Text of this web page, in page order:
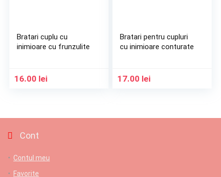
Bratari cuplu cu
inimioare cu frunzulite
16.00 lei
Bratari pentru cupluri
cu inimioare conturate
17.00 lei
Cont
Contul meu
Favorite